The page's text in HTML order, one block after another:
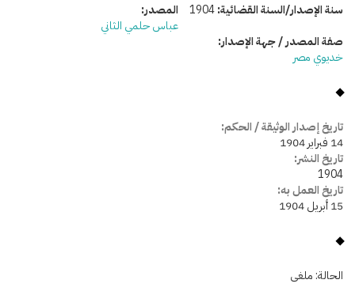
سنة الإصدار/السنة القضائية:1904
المصدر:
عباس حلمي الثاني
صفة المصدر / جهة الإصدار:
خديوي مصر
تاريخ إصدار الوثيقة / الحكم:
14 فبراير 1904
تاريخ النشر:
1904
تاريخ العمل به:
15 أبريل 1904
الحالة: ملغى